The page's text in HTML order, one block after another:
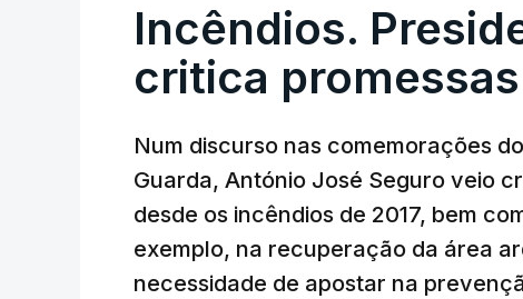
Incêndios.
critica
Num discurso nas comemorações
Guarda, António José Seguro veio
desde os incêndios de 2017, bem
exemplo, na recuperação da área
necessidade de apostar na